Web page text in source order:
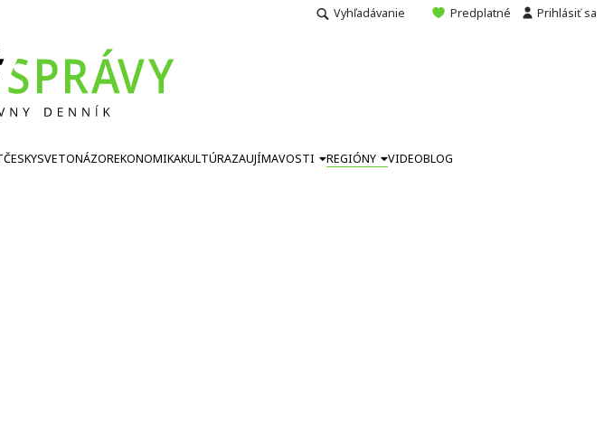
Vyhľadávanie Predplatné Prihlásiť sa
ČESKYSVETONÁZOREKONOMIKAKULTÚRAZAUJÍMAVOSTI REGIÓNY VIDEOBLOG